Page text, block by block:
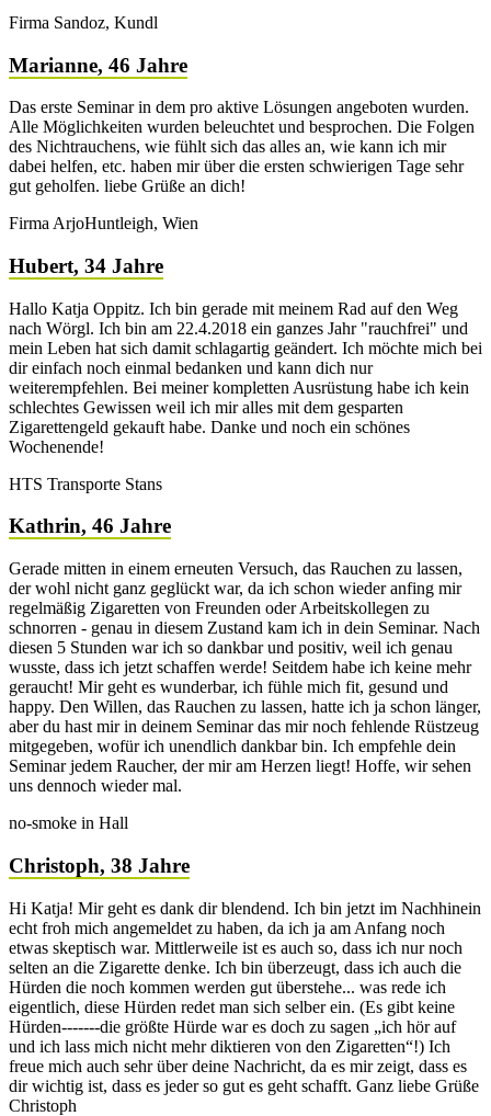
Firma Sandoz, Kundl
Marianne, 46 Jahre
Das erste Seminar in dem pro aktive Lösungen angeboten wurden.
Alle Möglichkeiten wurden beleuchtet und besprochen. Die Folgen
des Nichtrauchens, wie fühlt sich das alles an, wie kann ich mir
dabei helfen, etc. haben mir über die ersten schwierigen Tage sehr
gut geholfen. liebe Grüße an dich!
Firma ArjoHuntleigh, Wien
Hubert, 34 Jahre
Hallo Katja Oppitz. Ich bin gerade mit meinem Rad auf den Weg
nach Wörgl. Ich bin am 22.4.2018 ein ganzes Jahr "rauchfrei" und
mein Leben hat sich damit schlagartig geändert. Ich möchte mich bei
dir einfach noch einmal bedanken und kann dich nur
weiterempfehlen. Bei meiner kompletten Ausrüstung habe ich kein
schlechtes Gewissen weil ich mir alles mit dem gesparten
Zigarettengeld gekauft habe. Danke und noch ein schönes
Wochenende!
HTS Transporte Stans
Kathrin, 46 Jahre
Gerade mitten in einem erneuten Versuch, das Rauchen zu lassen,
der wohl nicht ganz geglückt war, da ich schon wieder anfing mir
regelmäßig Zigaretten von Freunden oder Arbeitskollegen zu
schnorren - genau in diesem Zustand kam ich in dein Seminar. Nach
diesen 5 Stunden war ich so dankbar und positiv, weil ich genau
wusste, dass ich jetzt schaffen werde! Seitdem habe ich keine mehr
geraucht! Mir geht es wunderbar, ich fühle mich fit, gesund und
happy. Den Willen, das Rauchen zu lassen, hatte ich ja schon länger,
aber du hast mir in deinem Seminar das mir noch fehlende Rüstzeug
mitgegeben, wofür ich unendlich dankbar bin. Ich empfehle dein
Seminar jedem Raucher, der mir am Herzen liegt! Hoffe, wir sehen
uns dennoch wieder mal.
no-smoke in Hall
Christoph, 38 Jahre
Hi Katja! Mir geht es dank dir blendend. Ich bin jetzt im Nachhinein
echt froh mich angemeldet zu haben, da ich ja am Anfang noch
etwas skeptisch war. Mittlerweile ist es auch so, dass ich nur noch
selten an die Zigarette denke. Ich bin überzeugt, dass ich auch die
Hürden die noch kommen werden gut überstehe... was rede ich
eigentlich, diese Hürden redet man sich selber ein. (Es gibt keine
Hürden-------die größte Hürde war es doch zu sagen „ich hör auf
und ich lass mich nicht mehr diktieren von den Zigaretten“!) Ich
freue mich auch sehr über deine Nachricht, da es mir zeigt, dass es
dir wichtig ist, dass es jeder so gut es geht schafft. Ganz liebe Grüße
Christoph